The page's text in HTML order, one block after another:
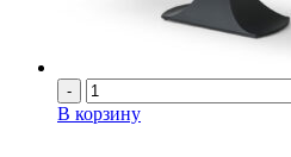
-
В корзину